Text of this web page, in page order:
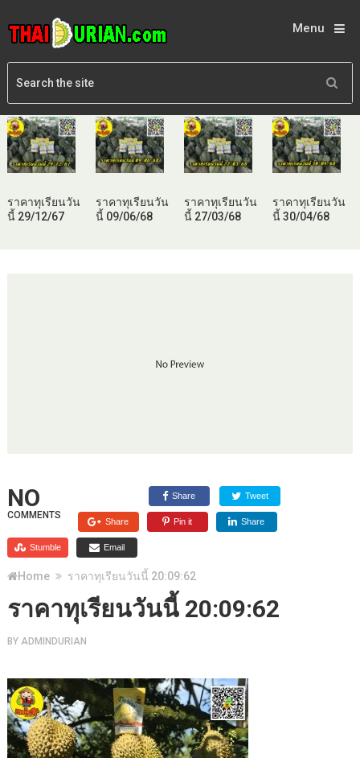
Menu
ราคาทุเรียนวัน
นี้ 29/12/67
ราคาทุเรียนวัน
นี้ 09/06/68
ราคาทุเรียนวัน
นี้ 27/03/68
ราคาทุเรียนวัน
นี้ 30/04/68
NO
COMMENTS
Share Tweet
Share Pin it Share
Stumble Email
Home ราคาทุเรียนวันนี้ 20:09:62
ราคาทุเรียนวันนี้ 20:09:62
BY ADMINDURIAN